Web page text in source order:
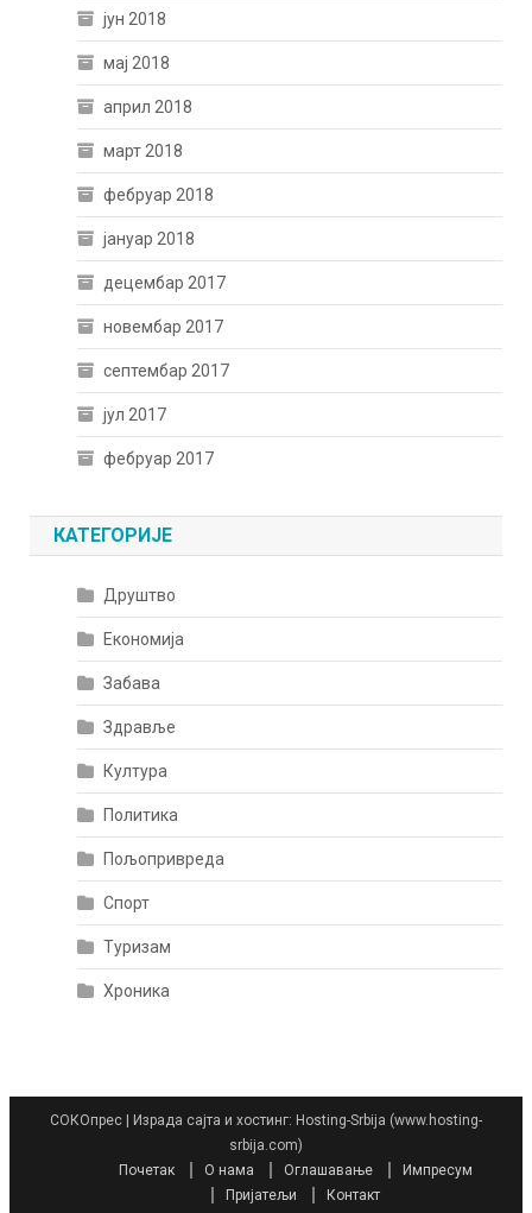
јун 2018
мај 2018
април 2018
март 2018
фебруар 2018
јануар 2018
децембар 2017
новембар 2017
септембар 2017
јул 2017
фебруар 2017
КАТЕГОРИЈЕ
Друштво
Економија
Забава
Здравље
Култура
Политика
Пољопривреда
Спорт
Туризам
Хроника
СОКОпрес | Израда сајта и хостинг: Hosting-Srbija (www.hosting-
srbija.com)
Почетак
О нама Оглашавање
Импресум
Пријатељи
Контакт